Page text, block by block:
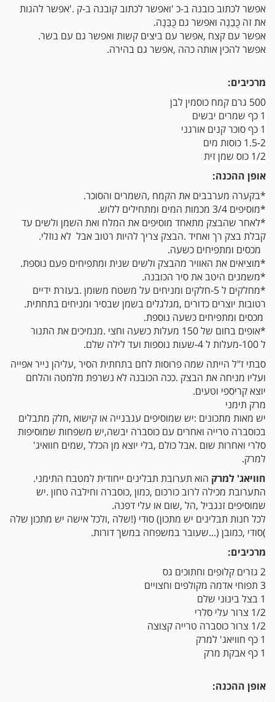
‬את‭ ‬זה‭ ‬כֻבַנֶה‭ ‬ואפשר‭ ‬גם‭ ‬כֻּבַּנָה‭. ‬
אפשר‭ ‬עם‭ ‬קצח‭, ‬אפשר‭ ‬עם‭ ‬ביצים‭ ‬קשות‭ ‬ואפשר‭ ‬גם‭ ‬עם‭ ‬בשר‭. ‬
אפשר‭ ‬להכין‭ ‬אותה‭ ‬כהה‭, ‬אפשר‭ ‬גם‭ ‬בהירה‭.‬
מרכיבים‭:‬
500 גרם
קמח כוסמין לבן
1 כף
שמרים יבשים
1 כף
סוכר קנים אורגני
1.5-2 כוסות מים
1/2 כוס
שמן זית
אופן‭ ‬ההכנה‭:‬
*בקערה‭ ‬מערבבים‭ ‬את‭ ‬הקמח‭, ‬השמרים‭ ‬והסוכר‭.‬
*מוסיפים‭ ‬3/4‭ ‬מכמות‭ ‬המים‭ ‬ומתחילים‭ ‬ללוש‭.‬
‬קבלת‭ ‬בצק‭ ‬רך‭ ‬ואחיד‭. ‬הבצק‭ ‬צריך‭ ‬להיות‭ ‬רטוב‭ ‬אבל‭ ‬ לא‭ ‬נוזלי‭.‬
מכסים‭ ‬ומתפיחים‭ ‬כשעה‭.‬
*מוציאים‭ ‬את‭ ‬האוויר‭ ‬מהבצק‭ ‬ולשים‭ ‬שנית‭ ‬ומתפיחים‭ ‬פעם‭ ‬נוספת‭.‬
*משמנים‭ ‬היטב‭ ‬את‭ ‬סיר‭ ‬הכובנה‭. ‬
‬רטובות‭ ‬יוצרים‭ ‬כדורים‭, ‬מגלגלים‭ ‬בשמן‭ ‬שבסיר‭ ‬ומניחים‭ ‬בתחתית‭.‬
מכסים‭ ‬ומתפיחים‭ ‬כשעה‭ ‬נוספת‭.‬
‬ל‭-‬100‭ ‬מעלות‭ ‬ל‭-‬4‭ ‬שעות‭ ‬נוספות‭ ‬ועד‭ ‬לילה‭ ‬שלם‭.‬
‬יוצא‭ ‬קריספי‭ ‬וטעים‭.‬
מרק‭ ‬תימני
‬סלרי‭ ‬ואחרות‭ ‬שום‭. ‬אבל‭ ‬כולם‭, ‬בלי‭ ‬יוצא‭ ‬מן‭ ‬הכלל‭, ‬שמים‭ ‬חוואיג‭'
‬למרק‭.‬
חוויאג' למרק
הוא‭ ‬תערובת‭ ‬תבלינים‭ ‬ייחודית‭ ‬למטבח‭ ‬התימני‭.
‬שמוסיפים‭ ‬זנגביל‭, ‬הל‭, ‬שום‭ ‬או‭ ‬עלי‭ ‬דפנה‭. ‬
(‬סודי‭, ‬כמובן‭...) ‬שעובר‭ ‬במשפחה‭ ‬במשך‭ ‬דורות‭.‬
מרכיבים‭:‬
2 גזרים קלופים וחתוכים גס
3 תפוחי אדמה מקולפים וחצויים
1 בצלבינוני שלם
1/2 צרור
עלי סלרי
1/2 צרור כוסברה טרייה קצוצה
1 כף חוויאג' למרק
1 כף
אבקת מרק
אופן‭ ‬ההכנה
:‬